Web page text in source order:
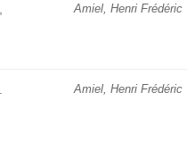
Amiel, Henri Frédéric
Amiel, Henri Frédéric